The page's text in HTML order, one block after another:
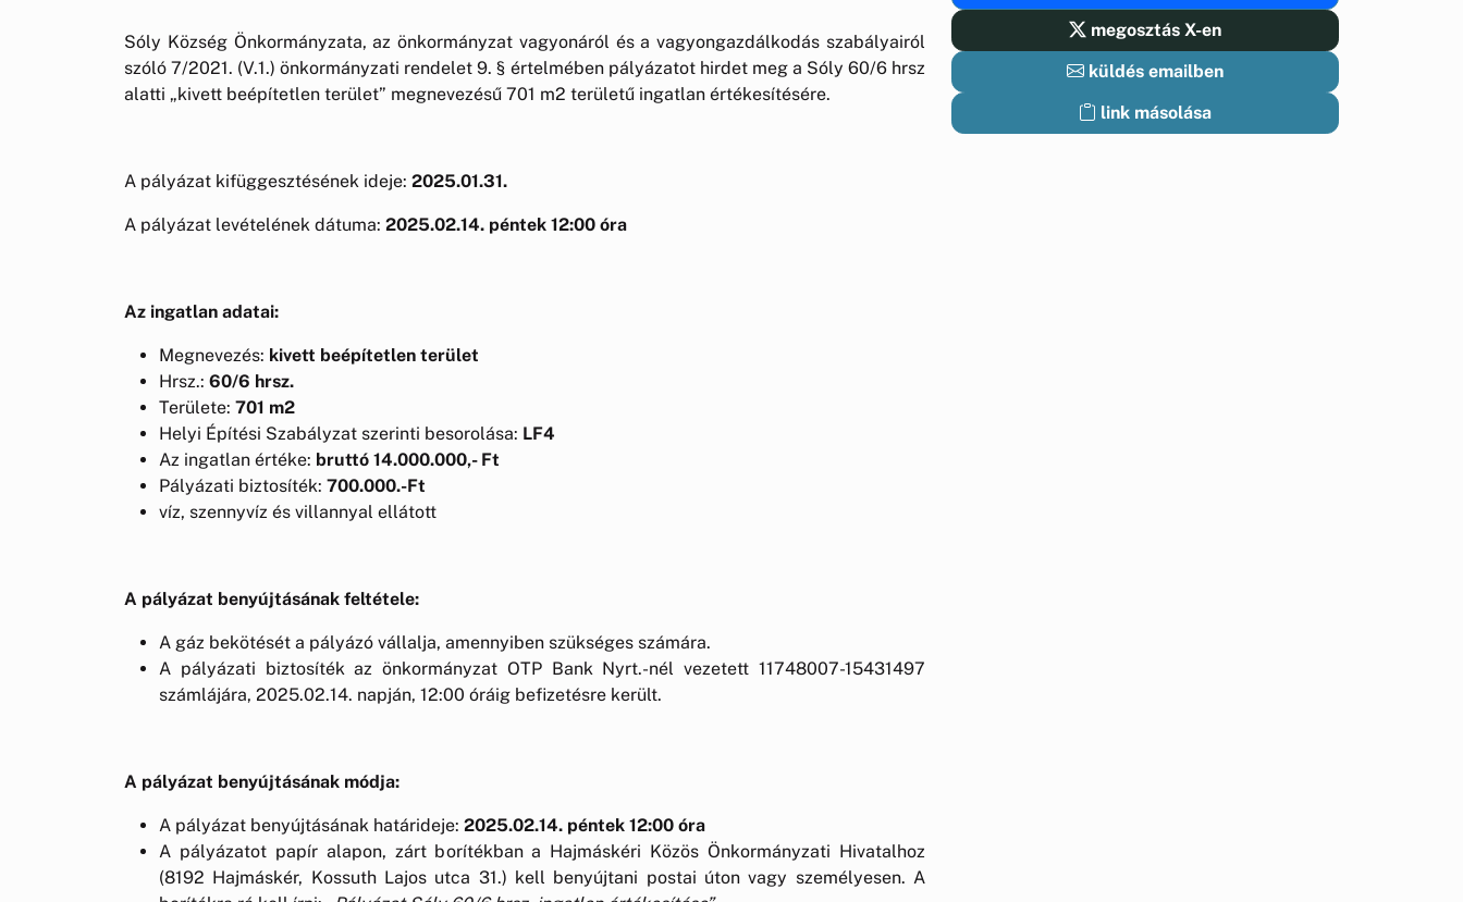
Sóly Község Önkormányzata, az önkormányzat vagyonáról és a vagyongazdálkodás szabályairól
szóló 7/2021. (V.1.) önkormányzati rendelet 9. § értelmében pályázatot hirdet meg a Sóly 60/6 hrsz
alatti „kivett beépítetlen terület” megnevezésű 701 m2 területű ingatlan értékesítésére.
A pályázat kifüggesztésének ideje: 2025.01.31.
A pályázat levételének dátuma: 2025.02.14. péntek 12:00 óra
Az ingatlan adatai:
Megnevezés: kivett beépítetlen terület
Hrsz.: 60/6 hrsz.
Területe: 701 m2
Helyi Építési Szabályzat szerinti besorolása: LF4
Az ingatlan értéke: bruttó 14.000.000,- Ft
Pályázati biztosíték: 700.000.-Ft
víz, szennyvíz és villannyal ellátott
A pályázat benyújtásának feltétele:
A gáz bekötését a pályázó vállalja, amennyiben szükséges számára.
A pályázati biztosíték az önkormányzat OTP Bank Nyrt.-nél vezetett 11748007-15431497
számlájára, 2025.02.14. napján, 12:00 óráig befizetésre került.
A pályázat benyújtásának módja:
A pályázat benyújtásának határideje: 2025.02.14. péntek 12:00 óra
A pályázatot papír alapon, zárt borítékban a Hajmáskéri Közös Önkormányzati Hivatalhoz
(8192 Hajmáskér, Kossuth Lajos utca 31.) kell benyújtani postai úton vagy személyesen. A
megosztás X-en
küldés emailben
link másolása